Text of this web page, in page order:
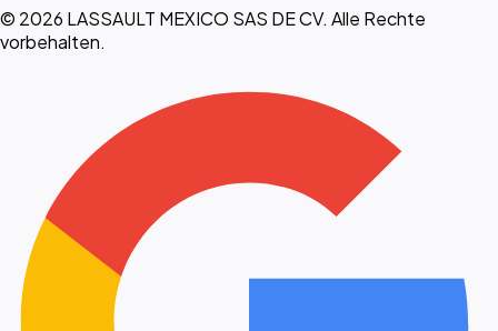
© 2026 LASSAULT MEXICO SAS DE CV. Alle Rechte
vorbehalten.